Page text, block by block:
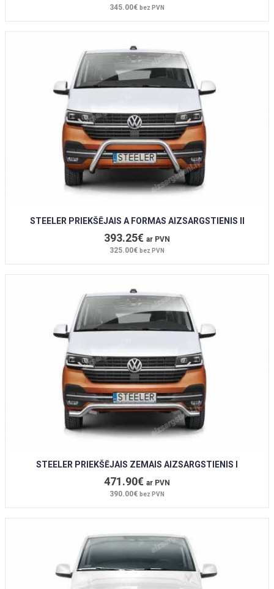
345.00€ bez PVN
STEELER PRIEKŠĒJAIS A FORMAS AIZSARGSTIENIS II
393.25€ ar PVN
325.00€ bez PVN
STEELER PRIEKŠĒJAIS ZEMAIS AIZSARGSTIENIS I
471.90€ ar PVN
390.00€ bez PVN